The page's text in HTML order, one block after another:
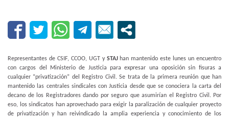
Representantes de CSIF, CCOO, UGT y STAJhan mantenido este lunes un encuentro
con cargos del Ministerio de Justicia para expresar una oposición sin fisuras a
cualquier “privatización” del Registro Civil. Se trata de la primera reunión que han
mantenido las centrales sindicales con Justicia desde que se conociera la carta del
decano de los Registradores dando por seguro que asumirían el Registro Civil. Por
eso, los sindicatos han aprovechado para exigir la paralización de cualquier proyecto
de privatización y han reivindicado la amplia experiencia y conocimiento de los